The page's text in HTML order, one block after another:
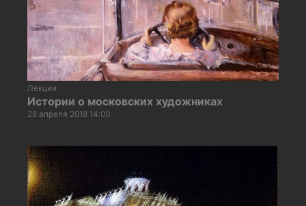
Лекции
Истории о московских художниках
28 апреля 2018 14:00